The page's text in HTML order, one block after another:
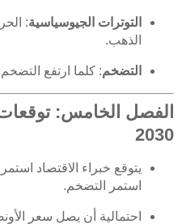
التوترات الجيوسياسية:
الذهب.
التضخم: كلما ارتفع
2030
يتوقع خبراء الاقتصاد
استمر التضخم.
احتمالية أن يصل سعر